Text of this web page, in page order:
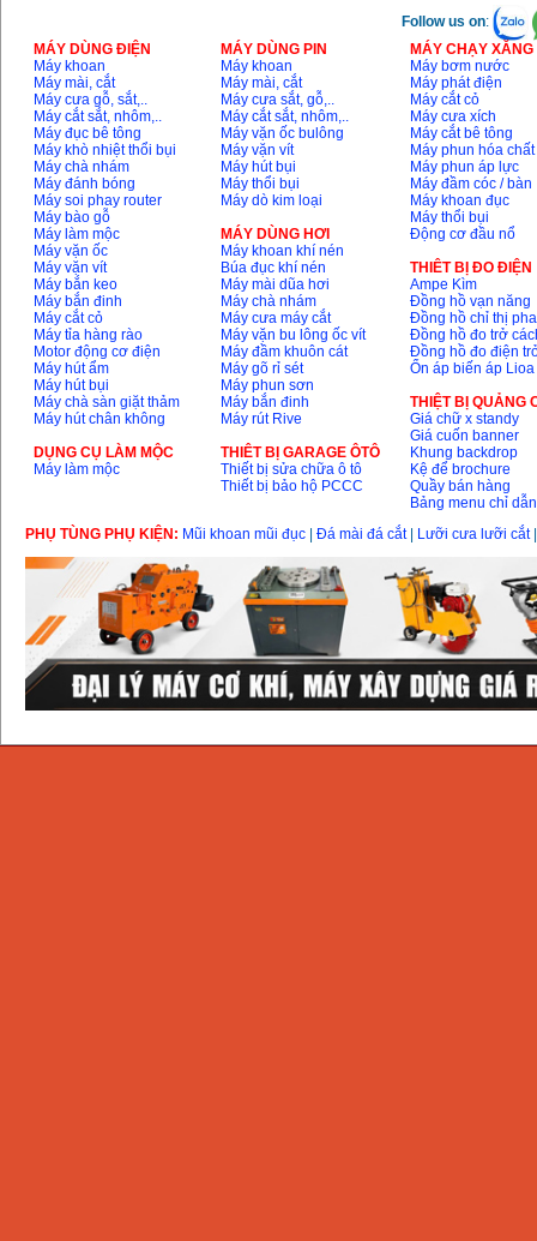
Follow us on:
MÁY DÙNG ĐIỆN
Máy khoan
Máy mài, cắt
Máy cưa gỗ, sắt,..
Máy cắt sắt, nhôm,..
Máy đục bê tông
Máy khò nhiệt thổi bụi
Máy chà nhám
Máy đánh bóng
Máy soi phay router
Máy bào gỗ
Máy làm mộc
Máy vặn ốc
Máy vặn vít
Máy bắn keo
Máy bắn đinh
Máy cắt cỏ
Máy tỉa hàng rào
Motor động cơ điện
Máy hút ẩm
Máy hút bụi
Máy chà sàn giặt thảm
Máy hút chân không
DỤNG CỤ LÀM MỘC
Máy làm mộc
MÁY DÙNG PIN
Máy khoan
Máy mài, cắt
Máy cưa sắt, gỗ,..
Máy cắt sắt, nhôm,..
Máy vặn ốc bulông
Máy vặn vít
Máy hút bụi
Máy thổi bụi
Máy dò kim loại
MÁY DÙNG HƠI
Máy khoan khí nén
Búa đục khí nén
Máy mài dũa hơi
Máy chà nhám
Máy cưa máy cắt
Máy vặn bu lông ốc vít
Máy đầm khuôn cát
Máy gõ rỉ sét
Máy phun sơn
Máy bắn đinh
Máy rút Rive
THIÊT BỊ GARAGE ÔTÔ
Thiết bị sửa chữa ô tô
Thiết bị bảo hộ PCCC
MÁY CHẠY
Máy bơm nước
Máy phát điện
Máy cắt cỏ
Máy cưa xích
Máy cắt bê tông
Máy phun hóa chất
Máy phun áp lực
Máy đầm cóc / bàn
Máy khoan đục
Máy thổi bụi
Động cơ đầu nổ
THIÊT BỊ ĐO ĐIỆN
Ampe Kìm
Đồng hồ vạn năng
Đồng hồ chỉ thị pha
Đồng hồ đo trở
Đồng hồ đo điện
Ổn áp biến áp Lioa
THIỆT BỊ QUẢNG
Giá chữ x standy
Giá cuốn banner
Khung backdrop
Kệ để brochure
Quầy bán hàng
Bảng menu chỉ dẫn
PHỤ TÙNG PHỤ KIỆN: Mũi khoan mũi đục Đá mài đá cắt| Lưỡi cưa lưỡi cắt